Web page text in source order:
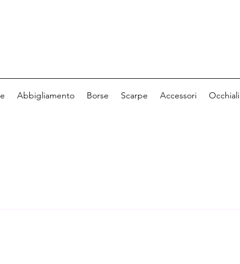
Abbigliamento Borse Scarpe Accessori Occhiali